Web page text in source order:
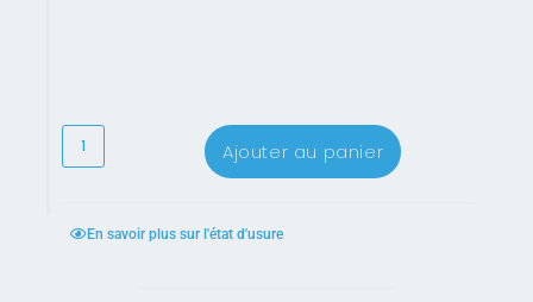
Ajouter au panier
En savoir plus sur l'état d'usure